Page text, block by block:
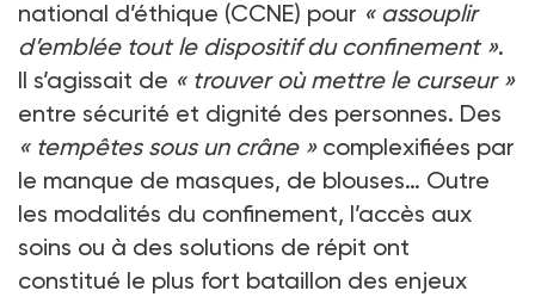
national d’éthique (CCNE) pour « assouplir
d’emblée tout le dispositif du confinement ».
Il s’agissait de « trouver où mettre le curseur »
entre sécurité et dignité des personnes. Des
« tempêtes sous un crâne »complexifiées par
le manque de masques, de blouses… Outre
les modalités du confinement, l’accès aux
soins ou à des solutions de répit ont
constitué le plus fort bataillon des enjeux